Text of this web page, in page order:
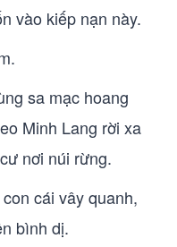
vào kiếp nạn này.
sa mạc hoang
Minh Lang rời xa
nơi núi rừng.
cái vây quanh,
bình dị.